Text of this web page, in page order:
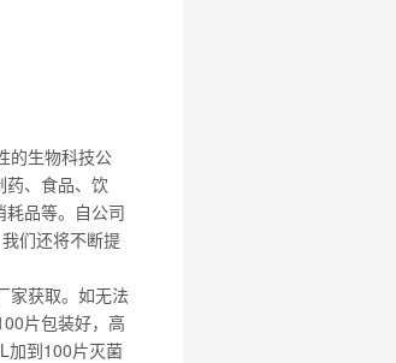
的生物科技公
药、食品、饮
品等。自公司
们还将不断提
家获取。如无法
片包装好，高
加到100片灭菌